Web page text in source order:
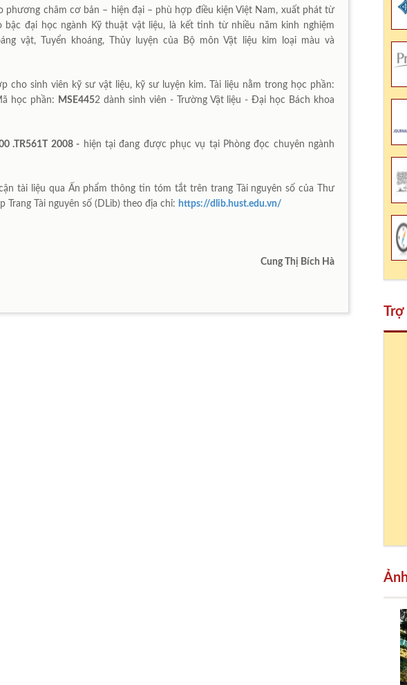
phương châm cơ bản – hiện đại – phù hợp điều kiện Việt Nam, xuất phát từ
đại học ngành Kỹ thuật vật liệu, là kết tinh từ nhiều năm kinh nghiệm
vật, Tuyển khoáng, Thủy luyện của Bộ môn Vật liệu kim loại màu và
cho sinh viên kỹ sư vật liệu, kỹ sư luyện kim. Tài liệu nằm trong học phần:
học phần: MSE4452 dành sinh viên - Trường Vật liệu - Đại học Bách khoa
.TR561T 2008 - hiện tại đang được phục vụ tại Phòng đọc chuyên ngành
tài liệu qua Ấn phẩm thông tin tóm tắt trên trang Tài nguyên số của Thư
Trang Tài nguyên số (DLib) theo địa chỉ: https://dlib.hust.edu.vn/
Cung Thị Bích Hà